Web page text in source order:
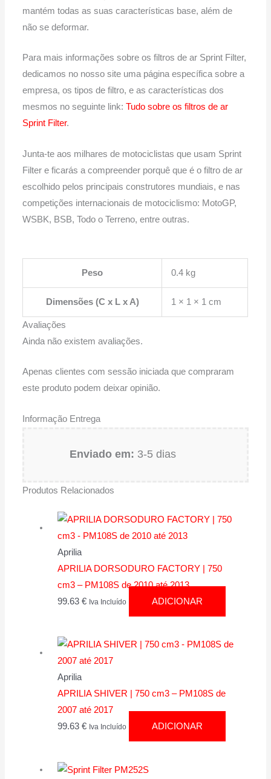
mantém todas as suas características base, além de
não se deformar.
Para mais informações sobre os filtros de ar Sprint Filter,
dedicamos no nosso site uma página específica sobre a
empresa, os tipos de filtro, e as características dos
mesmos no seguinte link:Tudo sobre os filtros de ar
Sprint Filter.
Junta-te aos milhares de motociclistas que usam Sprint
Filter e ficarás a compreender porquê que é o filtro de ar
escolhido pelos principais construtores mundiais, e nas
competições internacionais de motociclismo: MotoGP,
WSBK, BSB, Todo o Terreno, entre outras.
Peso 0.4 kg
Dimensões (C x L x A) 1 × 1 × 1 cm
Avaliações
Ainda não existem avaliações.
Apenas clientes com sessão iniciada que compraram
este produto podem deixar opinião.
Informação Entrega
Enviado em: 3-5 dias
Produtos Relacionados
Aprilia
APRILIA DORSODURO FACTORY | 750
cm3 – PM108S de 2010 até 2013
99.63€ Iva Incluído ADICIONAR
Aprilia
APRILIA SHIVER | 750 cm3 – PM108S de
2007 até 2017
99.63€ Iva Incluído ADICIONAR